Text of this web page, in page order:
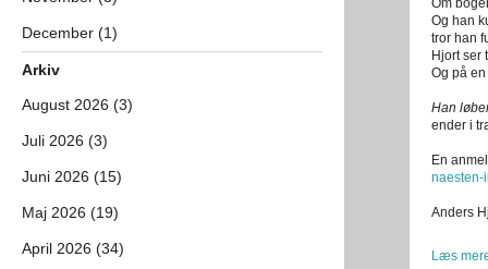
Om
Og han
tror han
Hjort ser
Og på
Han
ender i
En
naesten-
Anders
Læs
December (1)
Arkiv
August 2026 (3)
Juli 2026 (3)
Juni 2026 (15)
Maj 2026 (19)
April 2026 (34)